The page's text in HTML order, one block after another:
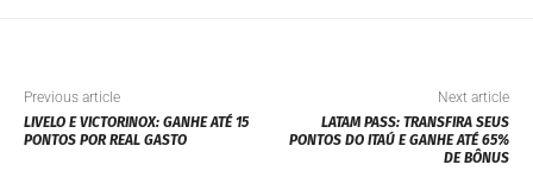
Previous article
LIVELO E VICTORINOX: GANHE ATÉ 15
PONTOS POR REAL GASTO
Next article
LATAM PASS: TRANSFIRA SEUS
PONTOS DO ITAÚ E GANHE ATÉ 65%
DE BÔNUS